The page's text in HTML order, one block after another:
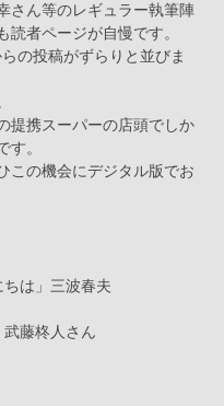
さん等のレギュラー執筆陣
者ページが自慢です。
の投稿がずらりと並びま
提携スーパーの店頭でしか
す。
この機会にデジタル版でお
は」三波春夫
藤柊人さん